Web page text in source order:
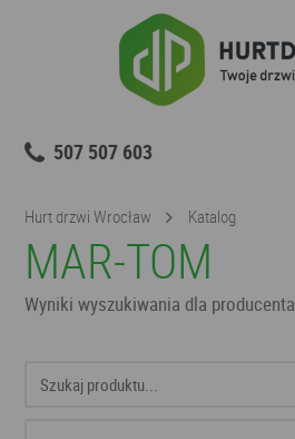
507 507 603
Hurt drzwi Wrocław Katalog
MAR-TOM
Wyniki wyszukiwania dla producenta